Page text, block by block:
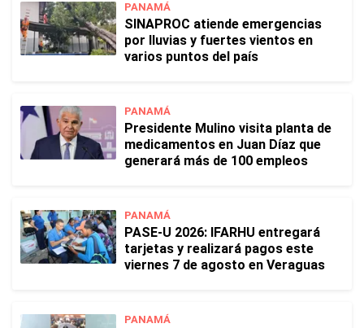
PANAMÁ
SINAPROC atiende emergencias
por lluvias y fuertes vientos en
varios puntos del país
PANAMÁ
Presidente Mulino visita planta de
medicamentos en Juan Díaz que
generará más de 100 empleos
PANAMÁ
PASE-U 2026: IFARHU entregará
tarjetas y realizará pagos este
viernes 7 de agosto en Veraguas
PANAMÁ